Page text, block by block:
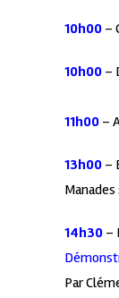
10h00 –
10h00 –
11h00 –
13h00 –
Manades
14h30 –
Par